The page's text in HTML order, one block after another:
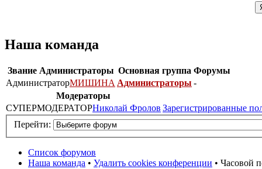
Наша команда
Звание Администраторы Основная группа Форумы
АдминистраторМИШИНА Администраторы -
Модераторы
СУПЕРМОДЕРАТОРНиколай Фролов Зарегистрированные
Перейти:
Список форумов
Наша команда • Удалить cookies конференции • Часовой